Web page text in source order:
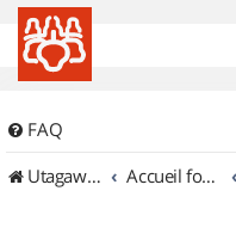
FAQ
UtagawaVTT (Randos VTT et VTTAE avec traces GPS)
Accueil forum